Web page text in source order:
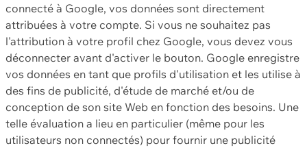
connecté à Google, vos données sont directement
attribuées à votre compte. Si vous ne souhaitez pas
l'attribution à votre profil chez Google, vous devez vous
déconnecter avant d'activer le bouton. Google enregistre
vos données en tant que profils d'utilisation et les utilise à
des fins de publicité, d'étude de marché et/ou de
conception de son site Web en fonction des besoins. Une
telle évaluation a lieu en particulier (même pour les
utilisateurs non connectés) pour fournir une publicité